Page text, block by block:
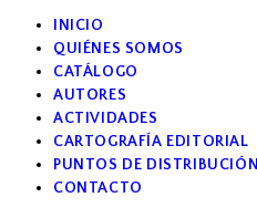
INICIO
QUIÉNES SOMOS
CATÁLOGO
AUTORES
ACTIVIDADES
CARTOGRAFÍA EDITORIAL
PUNTOS DE DISTRIBUCIÓN
CONTACTO